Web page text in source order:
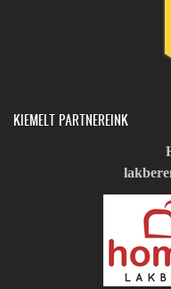
KIEMELT PARTNEREINK